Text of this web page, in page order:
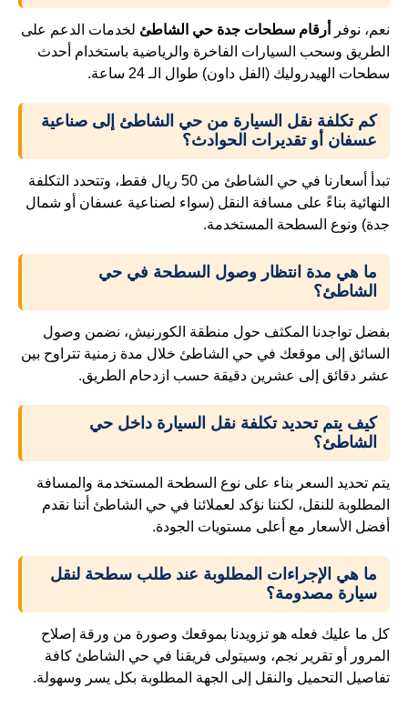
نعم، نوفر أرقام سطحات جدة حي الشاطئ لخدمات الدعم على
الطريق وسحب السيارات الفاخرة والرياضية باستخدام أحدث
سطحات الهيدروليك (الفل داون) طوال الـ 24 ساعة.
كم تكلفة نقل السيارة من حي الشاطئ إلى صناعية
عسفان أو تقديرات الحوادث؟
تبدأ أسعارنا في حي الشاطئ من 50 ريال فقط، وتتحدد التكلفة
النهائية بناءً على مسافة النقل (سواء لصناعية عسفان أو شمال
جدة) ونوع السطحة المستخدمة.
ما هي مدة انتظار وصول السطحة في حي
الشاطئ؟
بفضل تواجدنا المكثف حول منطقة الكورنيش، نضمن وصول
السائق إلى موقعك في حي الشاطئ خلال مدة زمنية تتراوح بين
عشر دقائق إلى عشرين دقيقة حسب ازدحام الطريق.
كيف يتم تحديد تكلفة نقل السيارة داخل حي
الشاطئ؟
يتم تحديد السعر بناء على نوع السطحة المستخدمة والمسافة
المطلوبة للنقل، لكننا نؤكد لعملائنا في حي الشاطئ أننا نقدم
أفضل الأسعار مع أعلى مستويات الجودة.
ما هي الإجراءات المطلوبة عند طلب سطحة لنقل
سيارة مصدومة؟
كل ما عليك فعله هو تزويدنا بموقعك وصورة من ورقة إصلاح
المرور أو تقرير نجم، وسيتولى فريقنا في حي الشاطئ كافة
تفاصيل التحميل والنقل إلى الجهة المطلوبة بكل يسر وسهولة.